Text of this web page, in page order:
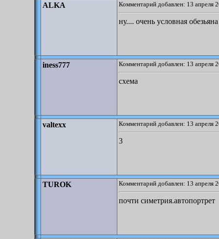
ALKA Комментарий добавлен: 13 апреля
ну.... очень условная обезьяна
iness777 Комментарий добавлен: 13 апреля
схема
valtexx Комментарий добавлен: 13 апреля
3
TUROK Комментарий добавлен: 13 апреля
почти симетрия.автопортрет